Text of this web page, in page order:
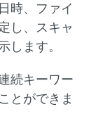
時、ファイ
し、スキャ
します。
続キーワー
とができま